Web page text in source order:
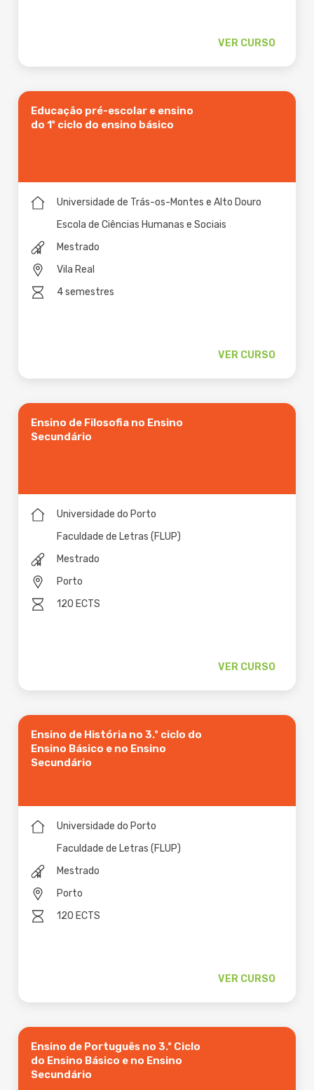
VER CURSO
Educação pré-escolar e ensino
do 1º ciclo do ensino básico
Universidade de Trás-os-Montes e Alto Douro
Escola de Ciências Humanas e Sociais
Mestrado
Vila Real
4 semestres
VER CURSO
Ensino de Filosofia no Ensino
Secundário
Universidade do Porto
Faculdade de Letras (FLUP)
Mestrado
Porto
120 ECTS
VER CURSO
Ensino de História no 3.º ciclo do
Ensino Básico e no Ensino
Secundário
Universidade do Porto
Faculdade de Letras (FLUP)
Mestrado
Porto
120 ECTS
VER CURSO
Ensino de Português no 3.º Ciclo
do Ensino Básico e no Ensino
Secundário